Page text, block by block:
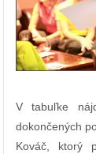
V tabuľke
dokončených
Kováč, ktorý